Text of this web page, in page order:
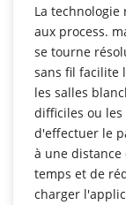
La
aux process.
se tourne
sans fil facilite
les salles
difficiles ou
d'effectuer le
à une distance
temps et de
charger